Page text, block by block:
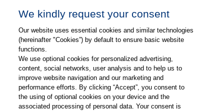
Folge uns auf ...
Impressum
We kindly request your consent
Our website uses essential cookies and similar technologies
(hereinafter "Cookies”) by default to ensure basic website
functions.
We use optional cookies for personalized advertising,
content, social networks, user analysis and to help us to
improve website navigation and our marketing and
performance efforts. By clicking “Accept”, you consent to
the using of optional cookies on your device and the
associated processing of personal data. Your consent is